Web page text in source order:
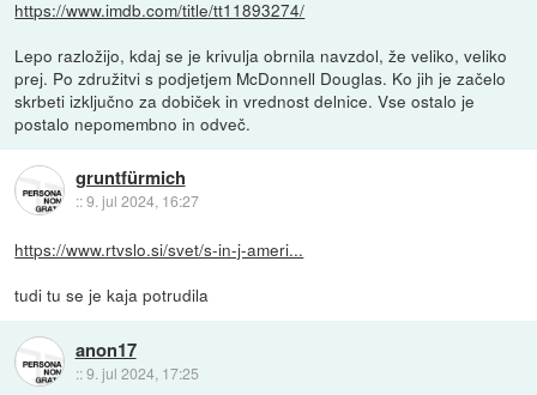
https://www.imdb.com/title/tt11893274/
Lepo razložijo, kdaj se je krivulja obrnila navzdol, že veliko, veliko
prej. Po združitvi s podjetjem McDonnell Douglas. Ko jih je začelo
skrbeti izključno za dobiček in vrednost delnice. Vse ostalo je
postalo nepomembno in odveč.
gruntfürmich
::9. jul 2024, 16:27
https://www.rtvslo.si/svet/s-in-j-ameri...
tudi tu se je kaja potrudila
anon17
::9. jul 2024, 17:25